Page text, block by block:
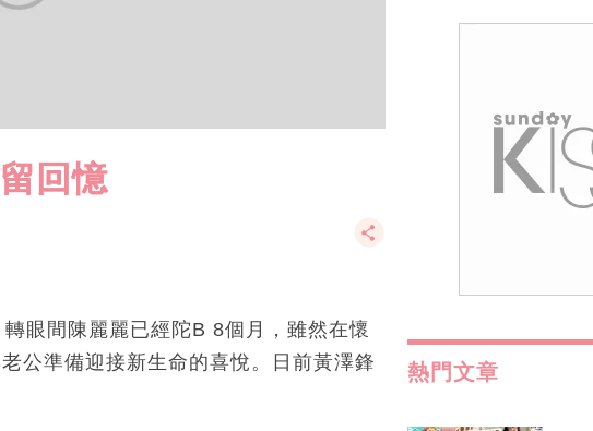
回憶
轉眼間陳麗麗已經陀B 8個月，雖然在懷
公準備迎接新生命的喜悅。日前黃澤鋒
熱門文章